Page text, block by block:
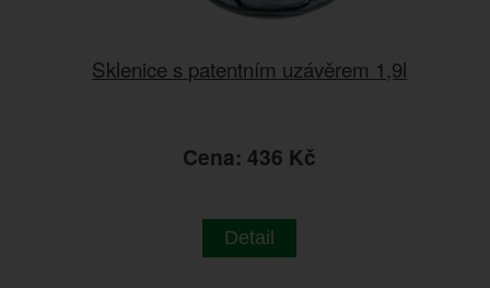
Sklenice s patentním uzávěrem 1,9l
Cena: 436 Kč
Detail